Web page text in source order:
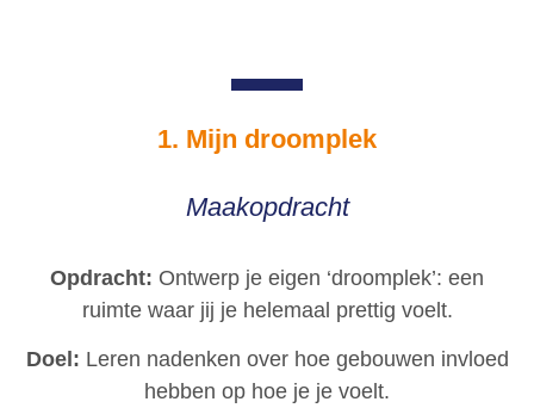
1. Mijn droomplek
Maakopdracht
Opdracht: Ontwerp je eigen ‘droomplek’: een
ruimte waar jij je helemaal prettig voelt.
Doel: Leren nadenken over hoe gebouwen invloed
hebben op hoe je je voelt.